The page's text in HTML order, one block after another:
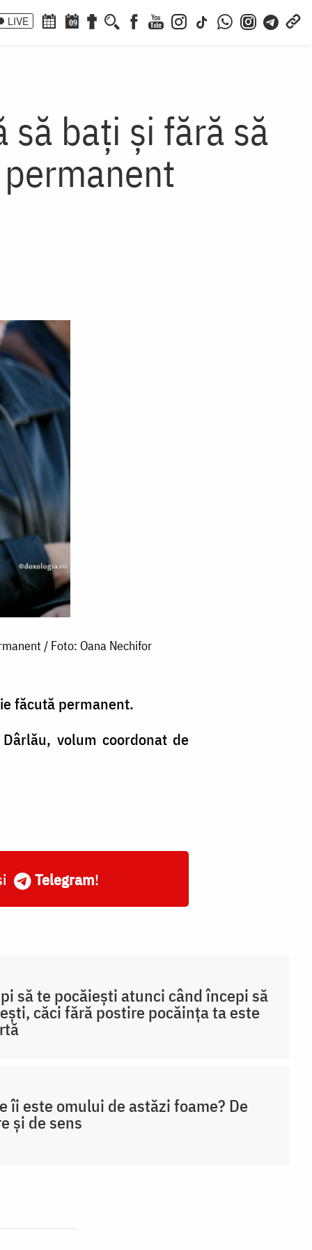
LIVE 09
să bați și fără să
/ Foto: Oana Nechifor
făcută permanent.
volum coordonat de
Telegram!
să te pocăiești atunci când începi să
căci fără postire pocăința ta este
îi este omului de astăzi foame? De
și de sens